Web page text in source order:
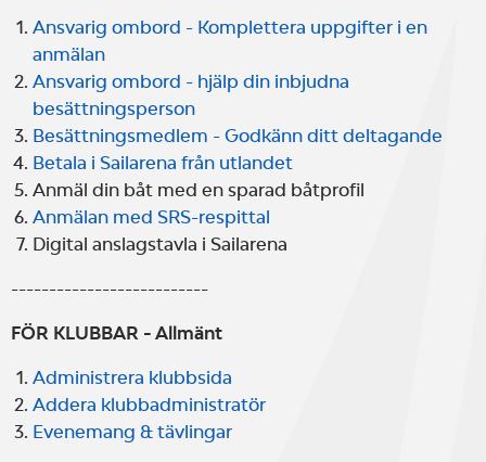
Ansvarig ombord - Komplettera uppgifter i en
anmälan
Ansvarig ombord - hjälp din inbjudna
besättningsperson
Besättningsmedlem - Godkänn ditt deltagande
Betala i Sailarena från utlandet
Anmäl din båt med en sparad båtprofil
Anmälan med SRS-respittal
Digital anslagstavla i Sailarena
--------------------------
FÖR KLUBBAR - Allmänt
Administrera klubbsida
Addera klubbadministratör
Evenemang & tävlingar